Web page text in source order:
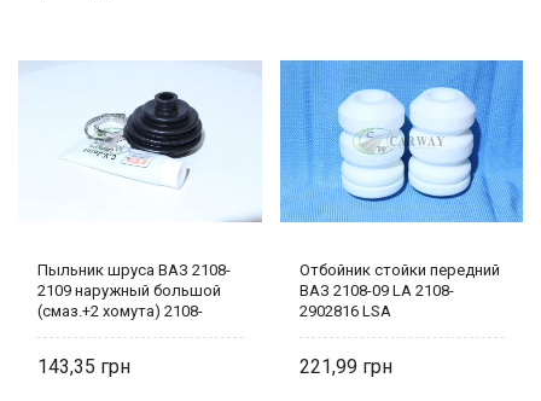
Пыльник шруса ВАЗ 2108-
2109 наружный большой
(смаз.+2 хомута) 2108-
143,35
Отбойник стойки передний
ВАЗ 2108-09 LA 2108-
2902816 LSA
221,99